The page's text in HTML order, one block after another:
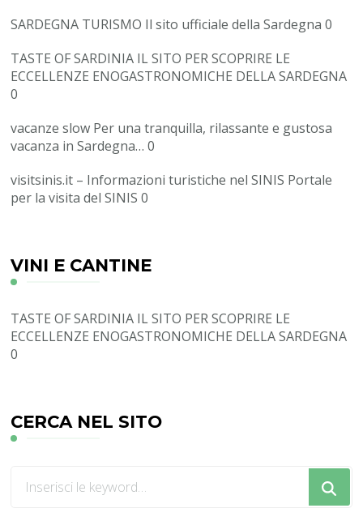
SARDEGNA TURISMO Il sito ufficiale della Sardegna 0
TASTE OF SARDINIA IL SITO PER SCOPRIRE LE
ECCELLENZE ENOGASTRONOMICHE DELLA SARDEGNA
0
vacanze slow Per una tranquilla, rilassante e gustosa
vacanza in Sardegna… 0
visitsinis.it – Informazioni turistiche nel SINIS Portale
per la visita del SINIS 0
VINI E CANTINE
TASTE OF SARDINIA IL SITO PER SCOPRIRE LE
ECCELLENZE ENOGASTRONOMICHE DELLA SARDEGNA
0
CERCA NEL SITO
qualcosa?